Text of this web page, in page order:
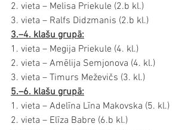
2. vieta – Melisa Priekule (2.b kl.)
3. vieta – Ralfs Didzmanis (2.b kl.)
3.–4. klašu grupā:
1. vieta – Megija Priekule (4. kl.)
2. vieta – Amēlija Semjonova (4. kl.)
3. vieta – Timurs Meževičs (3. kl.)
5.–6. klašu grupā:
1. vieta – Adelīna Līna Makovska (5. kl.)
2. vieta – Elīza Babre (6.b kl.)